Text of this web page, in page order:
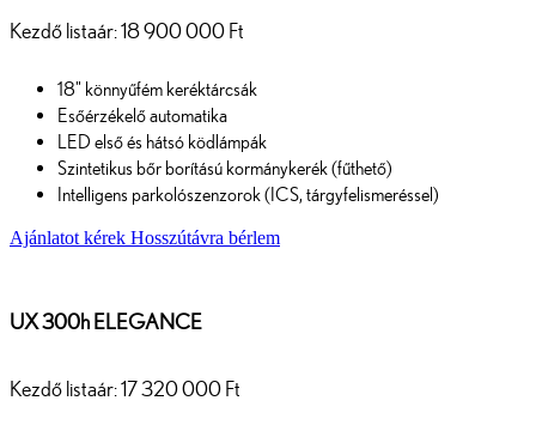
Kezdő listaár: 18 900 000 Ft
18" könnyűfém keréktárcsák
Esőérzékelő automatika
LED első és hátsó ködlámpák
Szintetikus bőr borítású kormánykerék (fűthető)
Intelligens parkolószenzorok (ICS, tárgyfelismeréssel)
Ajánlatot kérek Hosszútávra bérlem
UX 300h ELEGANCE
Kezdő listaár: 17 320 000 Ft